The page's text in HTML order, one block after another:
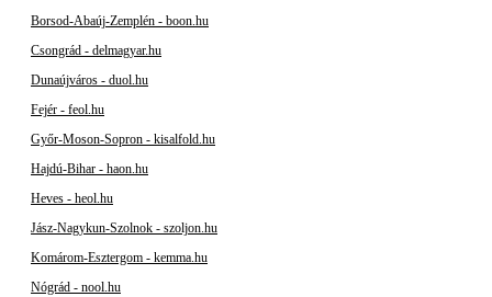
Borsod-Abaúj-Zemplén - boon.hu
Csongrád - delmagyar.hu
Dunaújváros - duol.hu
Fejér - feol.hu
Győr-Moson-Sopron - kisalfold.hu
Hajdú-Bihar - haon.hu
Heves - heol.hu
Jász-Nagykun-Szolnok - szoljon.hu
Komárom-Esztergom - kemma.hu
Nógrád - nool.hu